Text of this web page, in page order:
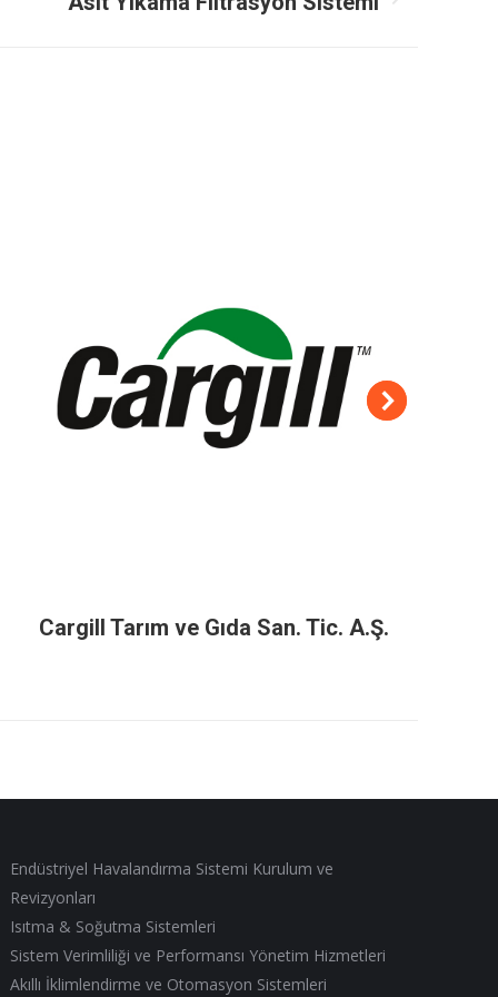
Cargill Tarım ve Gıda San. Tic. A.Ş.
Endüstriyel Havalandırma Sistemi Kurulum ve
Revizyonları
Isıtma & Soğutma Sistemleri
Sistem Verimliliği ve Performansı Yönetim Hizmetleri
Akıllı İklimlendirme ve Otomasyon Sistemleri